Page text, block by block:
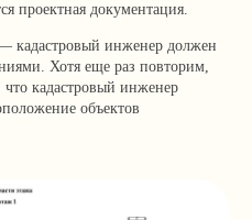
проектная документация.
кадастровый инженер должен
Хотя еще раз повторим,
что кадастровый инженер
объектов